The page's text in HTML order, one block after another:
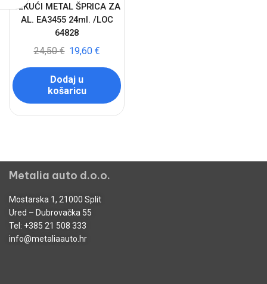
TEKUĆI METAL ŠPRICA ZA
AL. EA3455 24ml. /LOC
64828
24,50€ 19,60 €
Dodaj u
košaricu
Metalia auto d.o.o.
Mostarska 1, 21000 Split
Ured – Dubrovačka 55
Tel: +385 21 508 333
info@metaliaauto.hr